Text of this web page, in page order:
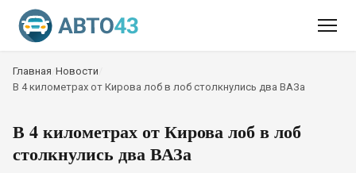
Главная Новости
В 4 километрах от Кирова лоб в лоб столкнулись два ВАЗа
В 4 километрах от Кирова лоб в лоб
столкнулись два ВАЗа